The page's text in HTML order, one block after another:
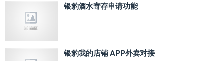
银豹酒水寄存申请功能
银豹我的店铺 APP外卖对接